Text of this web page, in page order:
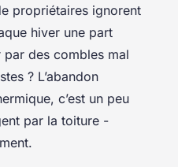
propriétaires ignorent
hiver une part
des combles mal
? L’abandon
c’est un peu
par la toiture -